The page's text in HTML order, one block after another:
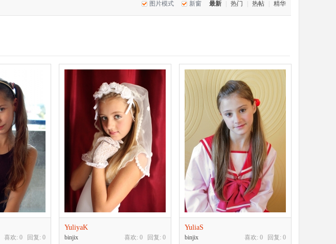
最新 热门 热帖 精华
新窗
图片模式
喜欢: 0 回复: 0
YuliyaK
喜欢: 0 回复: 0
binjix
YuliaS
喜欢: 0 回复: 0
binjix